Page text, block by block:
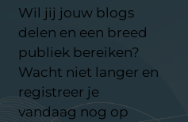
Wil jij jouw blogs
delen en een breed
publiek bereiken?
Wacht niet langer en
registreer je
vandaag nog op